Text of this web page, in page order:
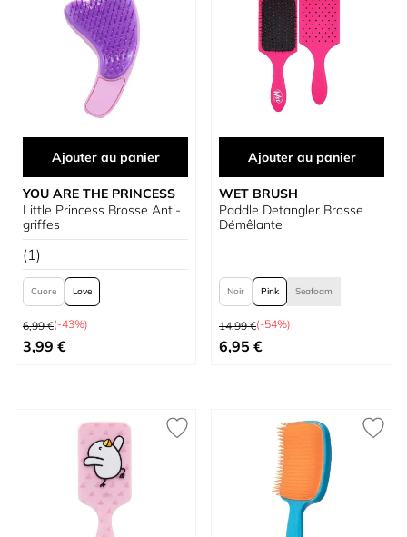
Ajouter au panier
YOU ARE THE PRINCESS
Little Princess Brosse Anti-
griffes
(1)
Cuore Love
Prix normal
6,99 €(-43%)
À partir de
3,99 €
Ajouter au panier
WET BRUSH
Paddle Detangler Brosse
Démêlante
Noir Pink Seafoam
Prix normal
14,99 €(-54%)
À partir de
6,95 €